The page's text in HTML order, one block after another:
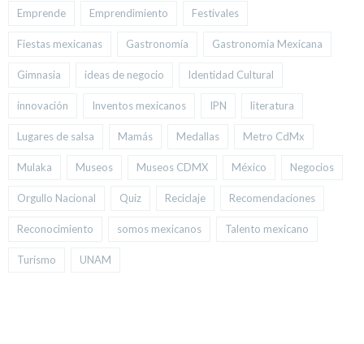
Emprende Emprendimiento Festivales
Fiestas mexicanas Gastronomía Gastronomía Mexicana
Gimnasia ideas de negocio Identidad Cultural
innovación Inventos mexicanos IPN literatura
Lugares de salsa Mamás Medallas Metro CdMx
Mulaka Museos Museos CDMX México Negocios
Orgullo Nacional Quiz Reciclaje Recomendaciones
Reconocimiento somos mexicanos Talento mexicano
Turismo UNAM